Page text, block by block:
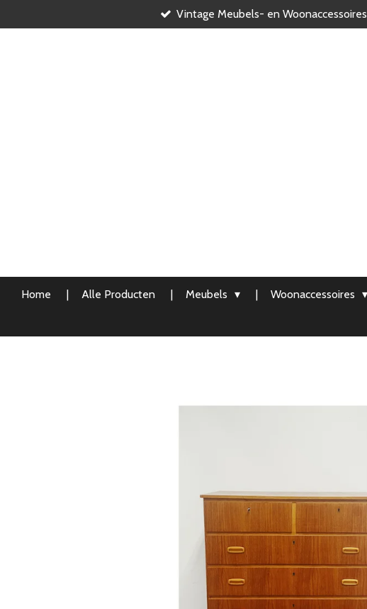
direct
Vintage Meubels- en Woonaccessoires
Home Alle Producten Meubels Woonaccessoires